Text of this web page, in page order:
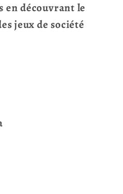
en découvrant le
jeux de société